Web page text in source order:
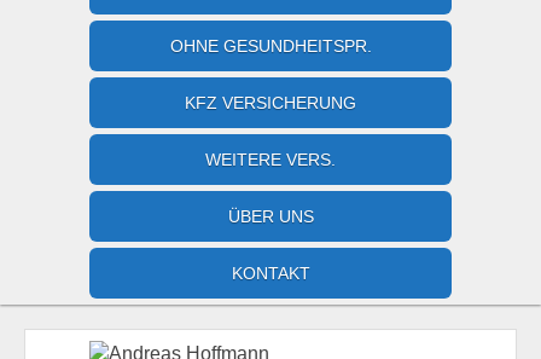
OHNE GESUNDHEITSPR.
KFZ VERSICHERUNG
WEITERE VERS.
ÜBER UNS
KONTAKT